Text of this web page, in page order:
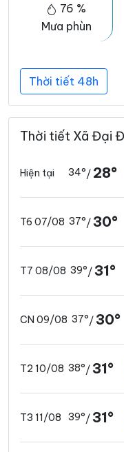
76 %
Mưa phùn
Thời tiết 48h
Thời tiết Xã Đại
Hiện tại 34°/ 28°
T6 07/08 37°/30°
T7 08/08 39°/31°
CN 09/08 37°/30°
T2 10/08 38°/31°
T3 11/08 39°/31°